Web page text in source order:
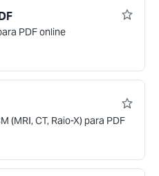
PDF online
(MRI, CT, Raio-X) para PDF